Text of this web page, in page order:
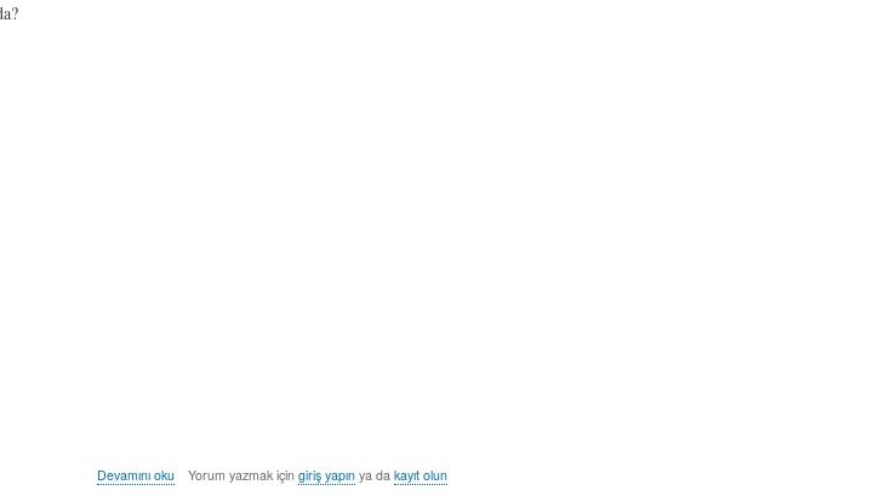
yas
Devamını oku Yorum yazmak içingiriş yapın ya dakayıt olun